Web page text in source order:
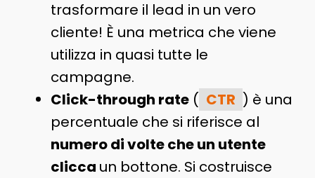
trasformare il lead in un vero
cliente! È una metrica che viene
utilizza in quasi tutte le
campagne.
Click-through rate( CTR ) è una
percentuale che si riferisce al
numero di volte che un utente
clicca un bottone. Si costruisce